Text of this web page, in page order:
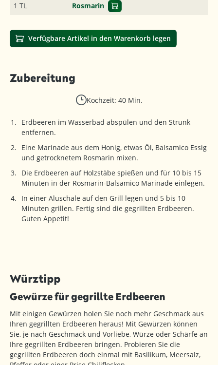
1 TL
Rosmarin
Verfügbare Artikel in den Warenkorb legen
Zubereitung
Kochzeit: 40 Min.
Erdbeeren im Wasserbad abspülen und den Strunk
entfernen.
Eine Marinade aus dem Honig, etwas Öl, Balsamico Essig
und getrocknetem Rosmarin mixen.
Die Erdbeeren auf Holzstäbe spießen und für 10 bis 15
Minuten in der Rosmarin-Balsamico Marinade einlegen.
In einer Aluschale auf den Grill legen und 5 bis 10
Minuten grillen. Fertig sind die gegrillten Erdbeeren.
Guten Appetit!
Würztipp
Gewürze für gegrillte Erdbeeren
Mit einigen Gewürzen holen Sie noch mehr Geschmack aus
Ihren gegrillten Erdbeeren heraus! Mit Gewürzen können
Sie, je nach Geschmack und Vorliebe, Würze oder Schärfe an
Ihre gegrillten Erdbeeren bringen. Probieren Sie die
gegrillten Erdbeeren doch einmal mit Basilikum, Meersalz,